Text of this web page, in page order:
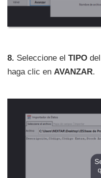
8. Seleccione el TIPO
haga clic en AVANZAR.